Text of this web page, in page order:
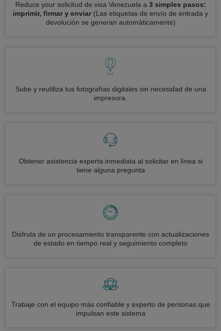
Reduce your solicitud de visa Venezuela a 3 simples pasos:
imprimir, firmar y enviar (Las etiquetas de envío de entrada y
devolución se generan automáticamente)
Sube y reutiliza tus fotografías digitales sin necesidad de una
impresora.
Obtener asistencia experta inmediata al solicitar en línea si
tiene alguna pregunta
Disfruta de un procesamiento transparente con actualizaciones
de estado en tiempo real y seguimiento completo
Trabaje con el equipo más confiable y experto de personas que
impulsan este sistema